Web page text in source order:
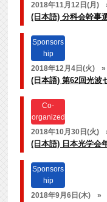
2018年11月12日(月)
(日本語) 分科会幹事
Sponsors
hip
2018年12月4日(火)
»
(日本語) 第62回光波
Co-
organized
2018年10月30日(火)
(日本語) 日本光学会
Sponsors
hip
2018年9月6日(木)
»